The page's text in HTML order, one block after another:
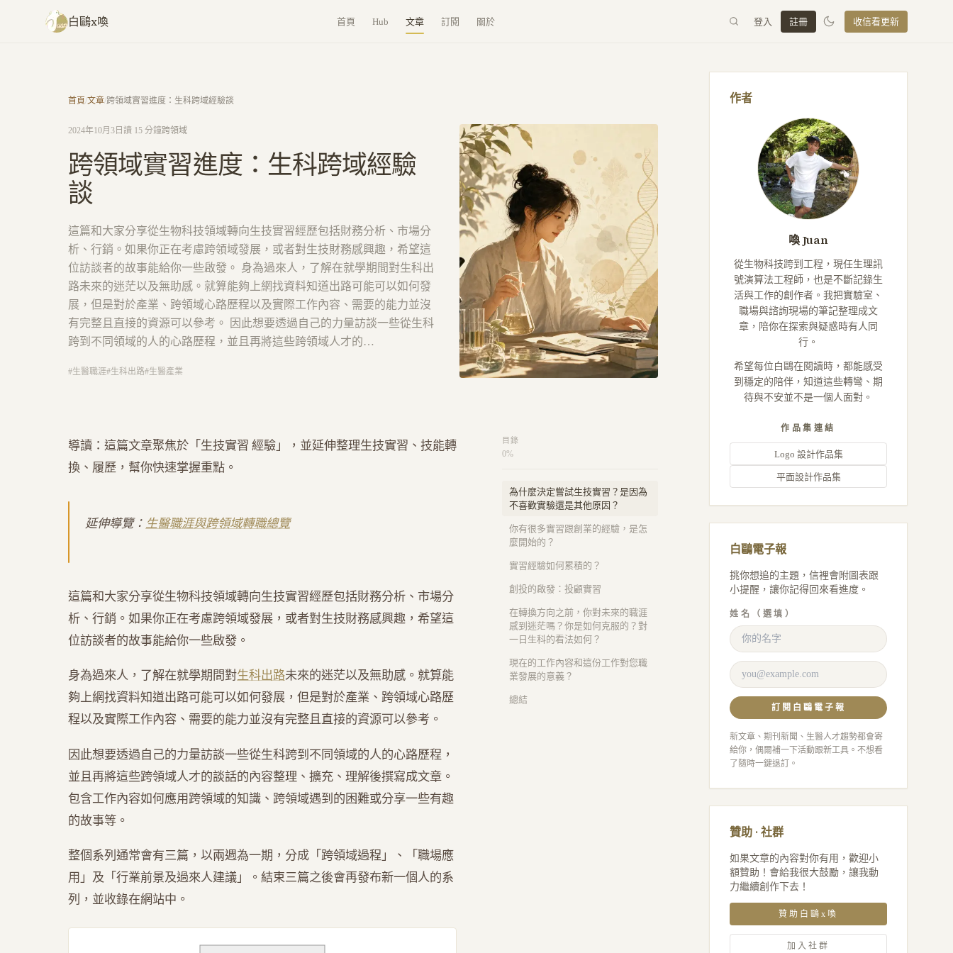
跳至主要內容
白鷗x喚 首頁 Hub 文章 訂閱 關於 登入 註冊 收信看更新
首頁/文章/跨領域實習進度：生科跨域經驗談
2024年10月3日 讀 15 分鐘跨領域
跨領域實習進度：生科跨域經驗
談
這篇和大家分享從生物科技領域轉向生技實習經歷包括財務分析、市場分
析、行銷。如果你正在考慮跨領域發展，或者對生技財務感興趣，希望這
位訪談者的故事能給你一些啟發。 身為過來人，了解在就學期間對生科出
路未來的迷茫以及無助感。就算能夠上網找資料知道出路可能可以如何發
展，但是對於產業、跨領域心路歷程以及實際工作內容、需要的能力並沒
有完整且直接的資源可以參考。 因此想要透過自己的力量訪談一些從生科
跨到不同領域的人的心路歷程，並且再將這些跨領域人才的…
#生醫職涯#生科出路#生醫產業
導讀：這篇文章聚焦於「生技實習 經驗」，並延伸整理生技實習、技能轉
換、履歷，幫你快速掌握重點。
延伸導覽： 生醫職涯與跨領域轉職總覽
這篇和大家分享從生物科技領域轉向生技實習經歷包括財務分析、市場分
析、行銷。如果你正在考慮跨領域發展，或者對生技財務感興趣，希望這
位訪談者的故事能給你一些啟發。
身為過來人，了解在就學期間對生科出路未來的迷茫以及無助感。就算能
夠上網找資料知道出路可能可以如何發展，但是對於產業、跨領域心路歷
程以及實際工作內容、需要的能力並沒有完整且直接的資源可以參考。
因此想要透過自己的力量訪談一些從生科跨到不同領域的人的心路歷程，
並且再將這些跨領域人才的談話的內容整理、擴充、理解後撰寫成文章。
包含工作內容如何應用跨領域的知識、跨領域遇到的困難或分享一些有趣
的故事等。
整個系列通常會有三篇，以兩週為一期，分成「跨領域過程」、「職場應
用」及「行業前景及過來人建議」。結束三篇之後會再發布新一個人的系
列，並收錄在網站中。
目錄
0%
為什麼決定嘗試生技實習？是因為
不喜歡實驗還是其他原因？
你有很多實習跟創業的經驗，是怎
麼開始的？
實習經驗如何累積的？
創投的啟發：投顧實習
在轉換方向之前，你對未來的職涯
感到迷茫嗎？你是如何克服的？對
一日生科的看法如何？
現在的工作內容和這份工作對您職
業發展的意義？
總結
作者
喚 Juan
從生物科技跨到工程，現任生理訊
號演算法工程師，也是不斷記錄生
活與工作的創作者。我把實驗室、
職場與諮詢現場的筆記整理成文
章，陪你在探索與疑惑時有人同
行。
希望每位白鷗在閱讀時，都能感受
到穩定的陪伴，知道這些轉彎、期
待與不安並不是一個人面對。
作品集連結
Logo 設計作品集
平面設計作品集
白鷗電子報
挑你想追的主題，信裡會附圖表跟
小提醒，讓你記得回來看進度。
姓名（選填）
訂閱白鷗電子報
新文章、期刊新聞、生醫人才趨勢都會寄
給你，偶爾補一下活動跟新工具。不想看
了隨時一鍵退訂。
贊助 · 社群
如果文章的內容對你有用，歡迎小
額贊助！會給我很大鼓勵，讓我動
力繼續創作下去！
贊助白鷗x喚
加入社群